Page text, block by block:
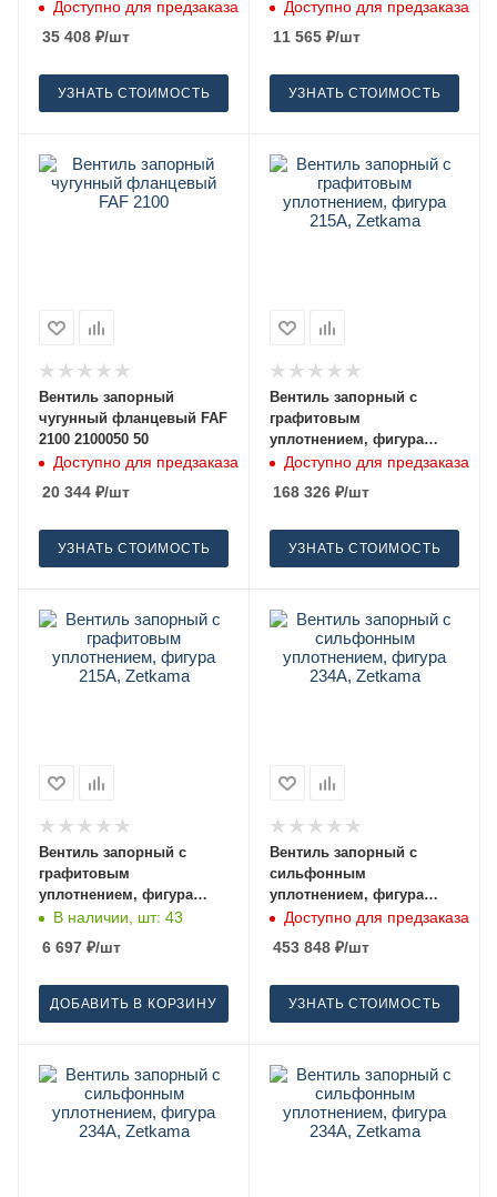
234A, Zetkama 80
Доступно для предзаказа
35 408 ₽/шт
УЗНАТЬ СТОИМОСТЬ
234A, Zetkama 20
Доступно для предзаказа
11 565 ₽/шт
УЗНАТЬ СТОИМОСТЬ
Вентиль запорный
чугунный фланцевый FAF
2100 2100050 50
Доступно для предзаказа
20 344 ₽/шт
УЗНАТЬ СТОИМОСТЬ
Вентиль запорный с
графитовым
уплотнением, фигура
215A, Zetkama 250
Доступно для предзаказа
168 326 ₽/шт
УЗНАТЬ СТОИМОСТЬ
Вентиль запорный с
графитовым
уплотнением, фигура
215A, Zetkama 32
В наличии, шт: 43
6 697 ₽/шт
ДОБАВИТЬ В КОРЗИНУ
Вентиль запорный с
сильфонным
уплотнением, фигура
234A, Zetkama 250
Доступно для предзаказа
453 848 ₽/шт
УЗНАТЬ СТОИМОСТЬ